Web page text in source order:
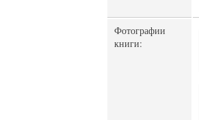
Фотографии
книги: